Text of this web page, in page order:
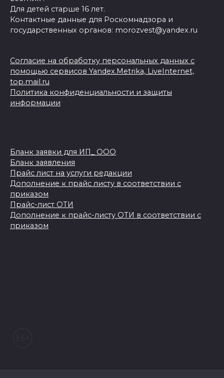
Для детей старше 16 лет.
Контактные данные для Роскомнадзора и
государственных органов: morozvest@yandex.ru
Согласие на обработку персональных данных с
помощью сервисов Yandex.Metrika, LiveInternet,
top.mail.ru
Политика конфиденциальности и защиты
информации
Бланк заявки для ИП_ ООО
Бланк заявления
Прайс лист на услуги редакции
Дополнение к прайс листу в соответствии с
приказом
Прайс-лист ОТИ
Дополнение к прайс-листу ОТИ в соответствии с
приказом